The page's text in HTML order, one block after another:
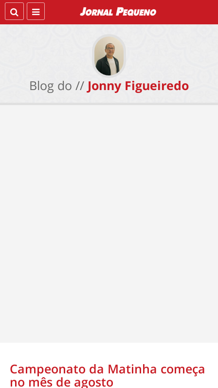
Blog do // Jonny Figueiredo
Campeonato da Matinha começa
no mês de agosto